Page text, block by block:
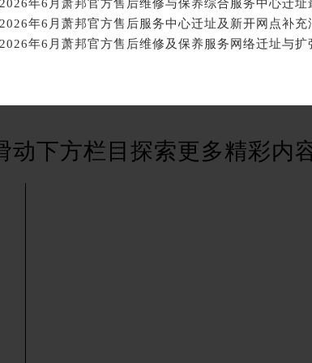
授权店1楼萧邦售后服务中心（需提前预约）
授权店1楼萧邦售后服务中心（需提前预约）
座11层1102室萧邦售后服务中心（北京总部）（需
服务中心（需提前预约）
货名表维修萧邦售后服务中心（需提前预约）
中心（需提前预约）
后服务中心（需提前预约）
服务中心（需提前预约）
务中心（需提前预约）
尔敦路交叉口萧邦售后服务中心（需提前预约）
后服务中心（需提前预约）
2026年6月萧邦官方售后服务中心迁址及新开网点补充
动下方栏目探索更多精彩内